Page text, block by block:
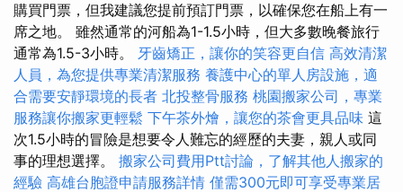
購買門票，但我建議您提前預訂門票，以確保您在船上有一
席之地。 雖然通常的河船為1-1.5小時，但大多數晚餐旅行
通常為1.5-3小時。 牙齒矯正，讓你的笑容更自信 高效清潔
人員，為您提供專業清潔服務 養護中心的單人房設施，適
合需要安靜環境的長者 北投整骨服務 桃園搬家公司，專業
服務讓你搬家更輕鬆 下午茶外燴，讓您的茶會更具品味 這
次1.5小時的冒險是想要令人難忘的經歷的夫妻，親人或同
事的理想選擇。 搬家公司費用Ptt討論，了解其他人搬家的
經驗 高雄台胞證申請服務詳情 僅需300元即可享受專業居